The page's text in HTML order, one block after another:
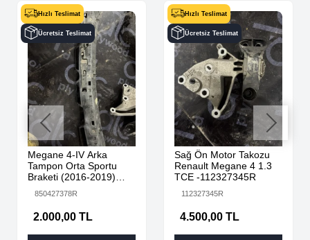
Hızlı Teslimat
Ücretsiz Teslimat
Megane 4-IV Arka
Tampon Orta Sportu
Braketi (2016-2019)
Mais
850427378R
2.000,00 TL
Hızlı Teslimat
Ücretsiz Teslimat
Sağ Ön Motor Takozu
Renault Megane 4 1.3
TCE -112327345R
112327345R
4.500,00 TL